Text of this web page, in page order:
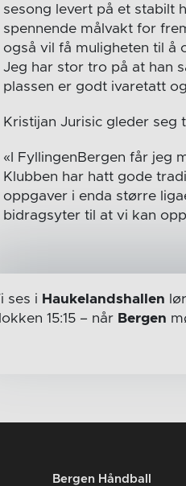
sesong levert på et stabilt
spennende målvakt for
også vil få muligheten til å
Jeg har stor tro på at han
plassen er godt ivaretatt
Kristijan Jurisic gleder seg
«I FyllingenBergen får jeg
Klubben har hatt gode
oppgaver i enda større
bidragsyter til at vi kan
ses i Haukelandshallen
15:15– når Bergen
Bergen Håndball